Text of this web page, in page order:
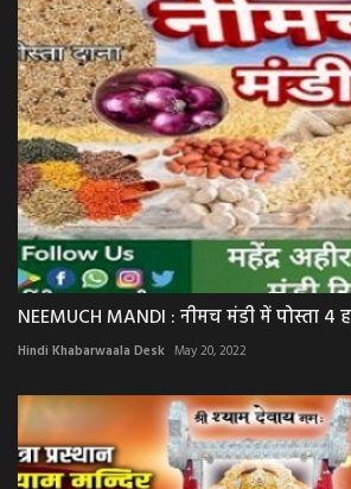
NEEMUCH MANDI : नीमच मंडी में पोस्ता 4
Hindi Khabarwaala Desk May 20, 2022